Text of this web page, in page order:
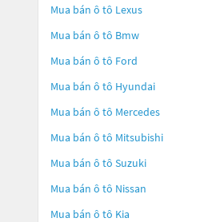
Mua bán ô tô Lexus
Mua bán ô tô Bmw
Mua bán ô tô Ford
Mua bán ô tô Hyundai
Mua bán ô tô Mercedes
Mua bán ô tô Mitsubishi
Mua bán ô tô Suzuki
Mua bán ô tô Nissan
Mua bán ô tô Kia